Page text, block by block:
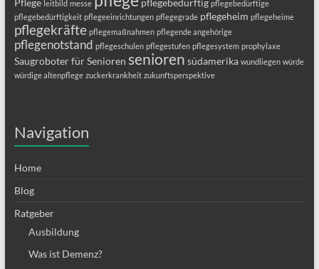
Pflege leitbild messe pflegebedürftig pflegebedürftige
pflegebedürftigkeit pflegeeinrichtungen pflegegrade pflegeheim pflegeheime
pflegekräfte pflegemaßnahmen pflegende angehörige
pflegenotstand pflegeschulen pflegestufen pflegesystem prophylaxe
Saugroboter für Senioren senioren südamerika wundliegen würde
würdige altenpflege zuckerkrankheit zukunftsperspektive
Navigation
Home
Blog
Ratgeber
Ausbildung
Was ist Demenz?